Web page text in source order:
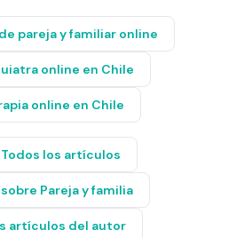
pareja y familiar online
online en Chile
online en Chile
los artículos
sobre Pareja y familia
artículos del autor